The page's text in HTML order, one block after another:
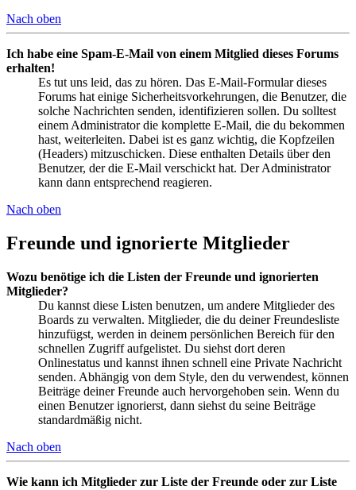
Nach oben
Ich habe eine Spam-E-Mail von einem Mitglied dieses Forums
erhalten!
Es tut uns leid, das zu hören. Das E-Mail-Formular dieses
Forums hat einige Sicherheitsvorkehrungen, die Benutzer, die
solche Nachrichten senden, identifizieren sollen. Du solltest
einem Administrator die komplette E-Mail, die du bekommen
hast, weiterleiten. Dabei ist es ganz wichtig, die Kopfzeilen
(Headers) mitzuschicken. Diese enthalten Details über den
Benutzer, der die E-Mail verschickt hat. Der Administrator
kann dann entsprechend reagieren.
Nach oben
Freunde und ignorierte Mitglieder
Wozu benötige ich die Listen der Freunde und ignorierten
Mitglieder?
Du kannst diese Listen benutzen, um andere Mitglieder des
Boards zu verwalten. Mitglieder, die du deiner Freundesliste
hinzufügst, werden in deinem persönlichen Bereich für den
schnellen Zugriff aufgelistet. Du siehst dort deren
Onlinestatus und kannst ihnen schnell eine Private Nachricht
senden. Abhängig von dem Style, den du verwendest, können
Beiträge deiner Freunde auch hervorgehoben sein. Wenn du
einen Benutzer ignorierst, dann siehst du seine Beiträge
standardmäßig nicht.
Nach oben
Wie kann ich Mitglieder zur Liste der Freunde oder zur Liste